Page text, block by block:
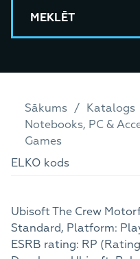
MEKLĒT
Sākums
Katalogs
Notebooks, PC &
Games
ELKO kods
Ubisoft The Crew
Standard, Platform:
ESRB rating: RP